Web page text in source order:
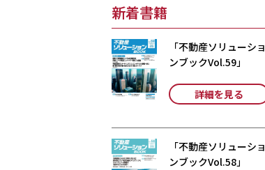
新着書籍
「不動産ソリューショ
ンブックVol.59」
詳細を見る
「不動産ソリューショ
ンブックVol.58」